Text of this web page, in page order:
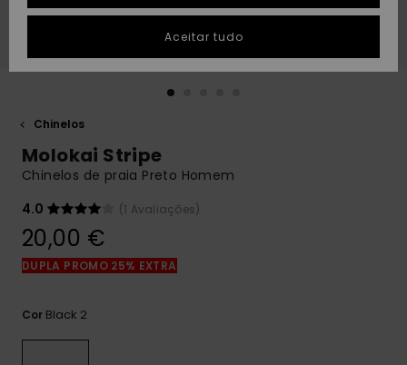
conversa para
obteres a
resposta mais
rápida à tua
conversa
respostas
para as
frequentes e o
PRESENTE
DESEJO
Chinelos
Molokai Stripe
Chinelos de praia Preto Homem
4.0
(1 Avaliações)
20,00 €
DUPLA PROMO 25% EXTRA
Cor Black 2
Aceitar tudo